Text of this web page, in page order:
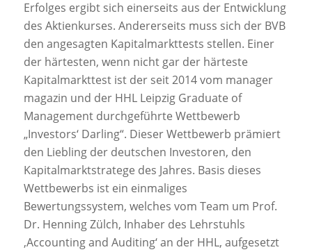
Erfolges ergibt sich einerseits aus der Entwicklung
des Aktienkurses. Andererseits muss sich der BVB
den angesagten Kapitalmarkttests stellen. Einer
der härtesten, wenn nicht gar der härteste
Kapitalmarkttest ist der seit 2014 vom manager
magazin und der HHL Leipzig Graduate of
Management durchgeführte Wettbewerb
„Investors‘ Darling“. Dieser Wettbewerb prämiert
den Liebling der deutschen Investoren, den
Kapitalmarktstratege des Jahres. Basis dieses
Wettbewerbs ist ein einmaliges
Bewertungssystem, welches vom Team um Prof.
Dr. Henning Zülch, Inhaber des Lehrstuhls
‚Accounting and Auditing‘ an der HHL, aufgesetzt